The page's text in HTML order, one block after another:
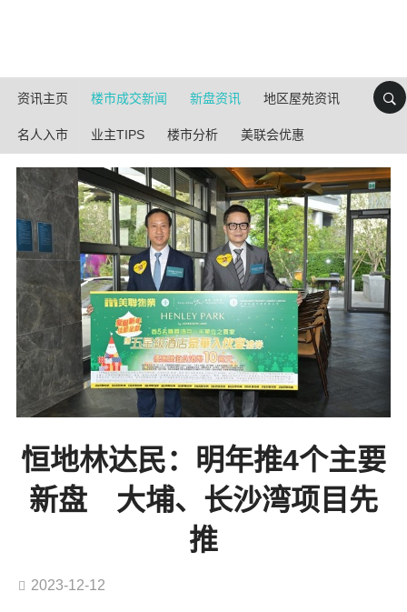
资讯主页 楼市成交新闻 新盘资讯 地区屋苑资讯
名人入市 业主TIPS 楼市分析 美联会优惠
恒地林达民：明年推4个主要
新盘 大埔、长沙湾项目先
推
2023-12-12